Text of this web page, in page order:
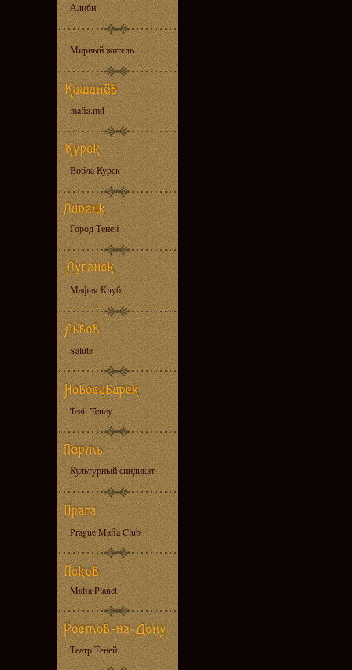
Алиби
Мирный житель
mafia.md
Вобла Курск
Город Теней
Мафия Клуб
Salute
Teatr Teney
Культурный синдикат
Prague Mafia Club
Mafia Planet
Театр Теней